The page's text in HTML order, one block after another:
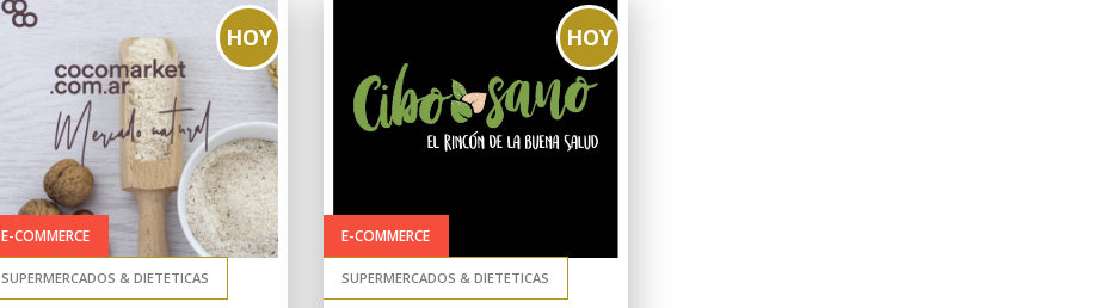
HOY
E-COMMERCE
SUPERMERCADOS & DIETETICAS
HOY
E-COMMERCE
SUPERMERCADOS & DIETETICAS